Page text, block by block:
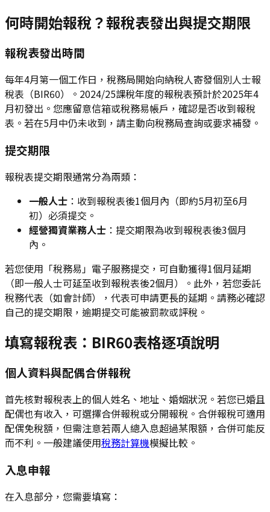
何時開始報稅？報稅表發出與提交期限
報稅表發出時間
每年4月第一個工作日，稅務局開始向納稅人寄發個別人士報
稅表（BIR60）。2024/25課稅年度的報稅表預計於2025年4
月初發出。您應留意信箱或稅務易帳戶，確認是否收到報稅
表。若在5月中仍未收到，請主動向稅務局查詢或要求補發。
提交期限
報稅表提交期限通常分為兩類：
一般人士 ：收到報稅表後1個月內（即約5月初至6月
初）必須提交。
經營獨資業務人士 ：提交期限為收到報稅表後3個月
內。
若您使用「稅務易」電子服務提交，可自動獲得1個月延期
（即一般人士可延至收到報稅表後2個月）。此外，若您委託
稅務代表（如會計師），代表可申請更長的延期。請務必確認
自己的提交期限，逾期提交可能被罰款或評稅。
填寫報稅表：BIR60表格逐項說明
個人資料與配偶合併報稅
首先核對報稅表上的個人姓名、地址、婚姻狀況。若您已婚且
配偶也有收入，可選擇合併報稅或分開報稅。合併報稅可適用
配偶免稅額，但需注意若兩人總入息超過某限額，合併可能反
而不利。一般建議使用稅務計算機模擬比較。
入息申報
在入息部分，您需要填寫：